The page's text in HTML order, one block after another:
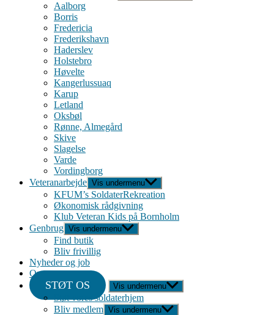
Aalborg
Borris
Fredericia
Frederikshavn
Haderslev
Holstebro
Høvelte
Kangerlussuaq
Karup
Letland
Oksbøl
Rønne, Almegård
Skive
Slagelse
Varde
Vordingborg
Veteranarbejde Vis undermenu
KFUM’s SoldaterRekreation
Økonomisk rådgivning
Klub Veteran Kids på Bornholm
Genbrug Vis undermenu
Find butik
Bliv frivillig
Nyheder og job
Om
STØT OS Vis undermenu
Støt vores soldaterhjem
Bliv medlem Vis undermenu